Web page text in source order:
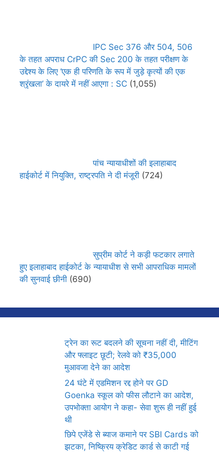
IPC Sec 376 और 504, 506
के तहत अपराध CrPC की Sec 200 के तहत परीक्षण के
उद्देश्य के लिए ‘एक ही परिणति के रूप में जुड़े कृत्यों की एक
श्रृंखला’ के दायरे में नहीं आएगा : SC (1,055)
पांच न्यायाधीशों की इलाहाबाद
हाईकोर्ट में नियुक्ति, राष्ट्रपति ने दी मंजूरी (724)
सुप्रीम कोर्ट ने कड़ी फटकार लगाते
हुए इलाहाबाद हाईकोर्ट के न्यायाधीश से सभी आपराधिक मामलों
की सुनवाई छीनी (690)
ट्रेन का रूट बदलने की सूचना नहीं दी, मीटिंग
और फ्लाइट छूटी; रेलवे को ₹35,000
मुआवजा देने का आदेश
24 घंटे में एडमिशन रद्द होने पर GD
Goenka स्कूल को फीस लौटाने का आदेश,
उपभोक्ता आयोग ने कहा- सेवा शुरू ही नहीं हुई
थी
छिपे एजेंडे से ब्याज कमाने पर SBI Cards को
झटका, निष्क्रिय क्रेडिट कार्ड से काटी गई